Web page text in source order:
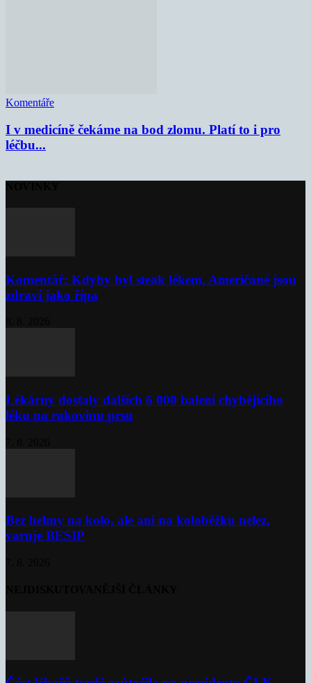
Komentáře
I v medicíně čekáme na bod zlomu. Platí to i pro
léčbu...
Komentář: Kdyby byl steak lékem, Američané jsou
zdraví jako řípa
Lékárny dostaly dalších 6 000 balení chybějícího
léku na rakovinu prsu
Bez helmy na kolo, ale ani na koloběžku nelez,
varuje BESIP